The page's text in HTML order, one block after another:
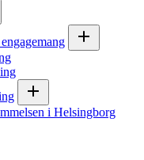
i Helsingborg